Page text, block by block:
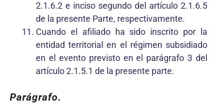
2.1.6.2 e inciso segundo del artículo 2.1.6.5
de la presente Parte, respectivamente.
Cuando el afiliado ha sido inscrito por la
entidad territorial en el régimen subsidiado
en el evento previsto en el parágrafo 3 del
artículo 2.1.5.1 de la presente parte.
Parágrafo.